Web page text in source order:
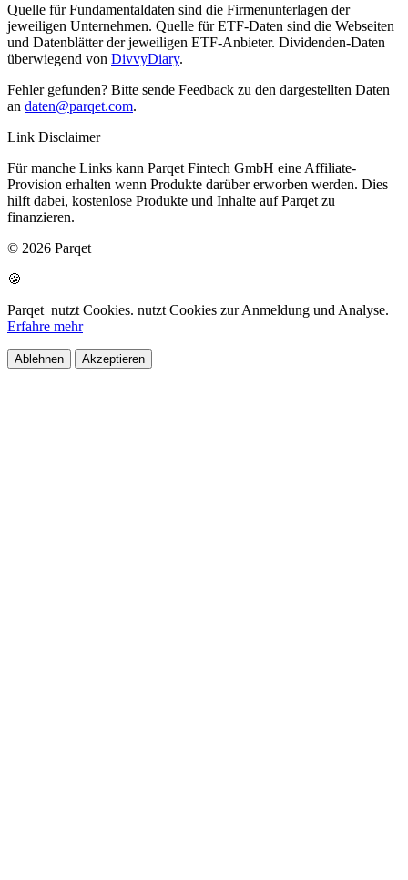
Quelle für Fundamentaldaten sind die Firmenunterlagen der
jeweiligen Unternehmen. Quelle für ETF-Daten sind die Webseiten
und Datenblätter der jeweiligen ETF-Anbieter. Dividenden-Daten
überwiegend von DivvyDiary.
Fehler gefunden? Bitte sende Feedback zu den dargestellten Daten
an daten@parqet.com.
Link Disclaimer
Für manche Links kann Parqet Fintech GmbH eine Affiliate-
Provision erhalten wenn Produkte darüber erworben werden. Dies
hilft dabei, kostenlose Produkte und Inhalte auf Parqet zu
finanzieren.
© 2026 Parqet
🍪
Parqet nutzt Cookies. nutzt Cookies zur Anmeldung und Analyse.
Erfahre mehr
Ablehnen Akzeptieren